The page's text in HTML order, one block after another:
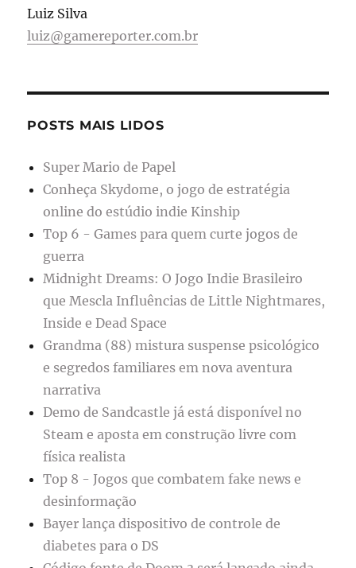
Luiz Silva
luiz@gamereporter.com.br
POSTS MAIS LIDOS
Super Mario de Papel
Conheça Skydome, o jogo de estratégia
online do estúdio indie Kinship
Top 6 - Games para quem curte jogos de
guerra
Midnight Dreams: O Jogo Indie Brasileiro
que Mescla Influências de Little Nightmares,
Inside e Dead Space
Grandma (88) mistura suspense psicológico
e segredos familiares em nova aventura
narrativa
Demo de Sandcastle já está disponível no
Steam e aposta em construção livre com
física realista
Top 8 - Jogos que combatem fake news e
desinformação
Bayer lança dispositivo de controle de
diabetes para o DS